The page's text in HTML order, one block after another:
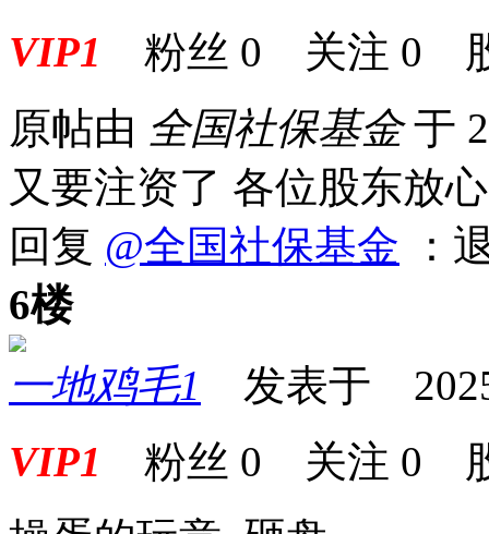
VIP1 粉丝 0 关注 0
原帖由 全国社保基金于
又要注资了 各位股东放
回复 @全国社保基金 ：
6楼
一地鸡毛1
发表于
VIP1 粉丝 0 关注 0